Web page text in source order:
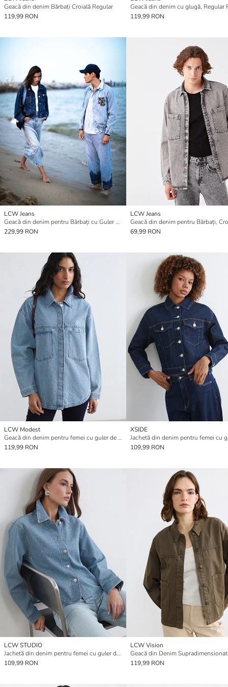
Geacă din denim Bărbați Croială Regular
119,99 RON
119,99 RON
LCW Jeans
Geacă din denim pentru Bărbați cu Guler de cămașă și Croială Standard
229,99 RON
LCW Jeans
69,99 RON
LCW Modest
Geacă din denim pentru femei cu guler de cămașă
119,99 RON
XSIDE
109,99 RON
LCW STUDIO
Jachetă din denim pentru femei cu guler decorat
109,99 RON
LCW Vision
119,99 RON